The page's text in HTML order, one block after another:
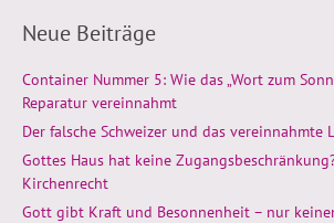
Neue Beiträge
Container Nummer 5: Wie das „Wort zum
Reparatur vereinnahmt
Der falsche Schweizer und das vereinnahmte
Gottes Haus hat keine
Kirchenrecht
Gott gibt Kraft und Besonnenheit – nur